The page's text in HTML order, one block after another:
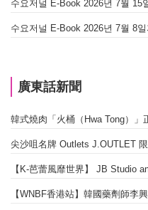
수요저널 E-Book 2026년 7월 15
수요저널 E-Book 2026년 7월 8
廣東話新聞
【WNBF香港站】韓國藥劑師李